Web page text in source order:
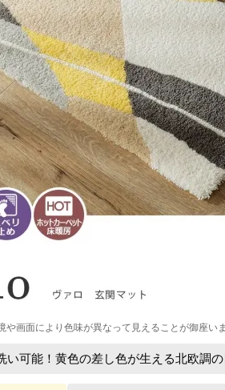
や画面により色味が異なって見えることが御座い
い可能！黄色の差し色が生える北欧調